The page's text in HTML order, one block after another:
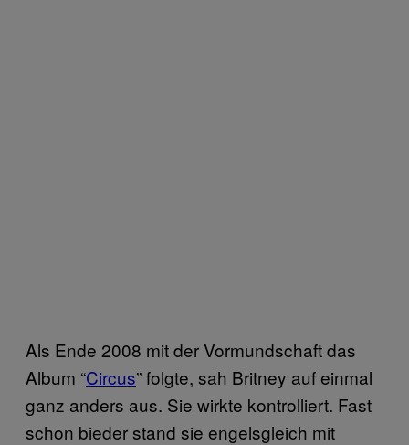
Als Ende 2008 mit der Vormundschaft das
Album “Circus” folgte, sah Britney auf einmal
ganz anders aus. Sie wirkte kontrolliert. Fast
schon bieder stand sie engelsgleich mit